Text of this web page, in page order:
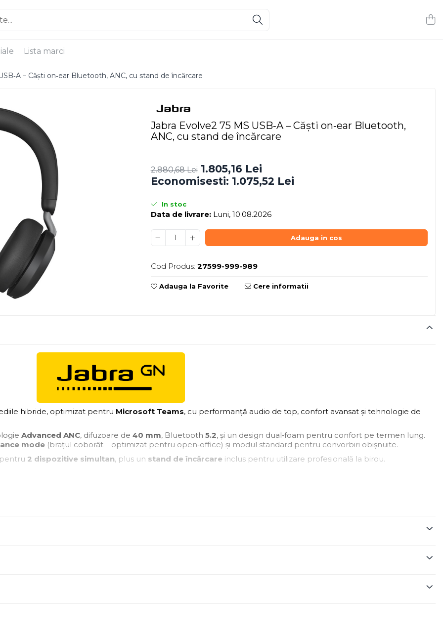
Lista marci
– Căști on‑ear Bluetooth, ANC, cu stand de încărcare
Jabra Evolve2 75 MS USB‑A – Căști on‑ear Bluetooth,
ANC, cu stand de încărcare
2.880,68 Lei 1.805,16 Lei
Economisesti: 1.075,52 Lei
In stoc
Data de livrare:Luni, 10.08.2026
Adauga in cos
Cod Produs: 27599-999-989
Adauga la Favorite Cere informatii
hibride, optimizat pentru Microsoft Teams, cu performanță audio de top, confort avansat și tehnologie de
Advanced ANC, difuzoare de 40 mm, Bluetooth 5.2, și un design dual‑foam pentru confort pe termen lung.
mode (brațul coborât – optimizat pentru open‑office) și modul standard pentru convorbiri obișnuite.
2 dispozitive simultan, plus un stand de încărcare inclus pentru utilizare profesională la birou.